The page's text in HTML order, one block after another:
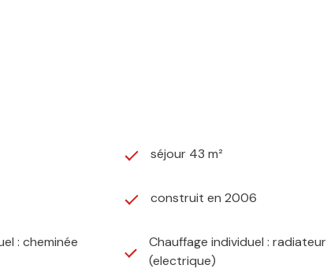
séjour 43 m²
construit en 2006
: cheminée
Chauffage individuel : radiateur
(electrique)